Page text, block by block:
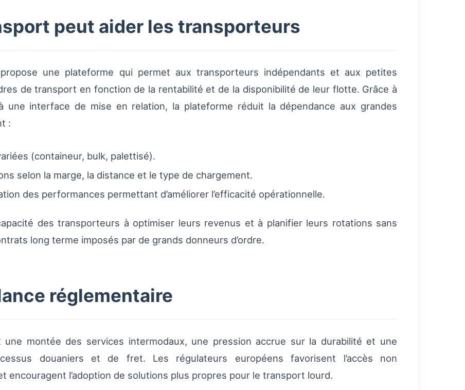
peut aider les transporteurs
propose une plateforme qui permet aux transporteurs indépendants et aux petites
de transport en fonction de la rentabilité et de la disponibilité de leur flotte. Grâce à
interface de mise en relation, la plateforme réduit la dépendance aux grandes
:
(containeur, bulk, palettisé).
selon la marge, la distance et le type de chargement.
des performances permettant d’améliorer l’efficacité opérationnelle.
des transporteurs à optimiser leurs revenus et à planifier leurs rotations sans
long terme imposés par de grands donneurs d’ordre.
réglementaire
une montée des services intermodaux, une pression accrue sur la durabilité et une
douaniers et de fret. Les régulateurs européens favorisent l’accès non
encouragent l’adoption de solutions plus propres pour le transport lourd.